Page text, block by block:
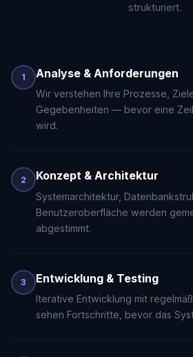
strukturiert.
1 Analyse & Anforderungen
Wir verstehen Ihre Prozesse,
Gegebenheiten — bevor eine
wird.
2 Konzept & Architektur
Systemarchitektur,
Benutzeroberfläche werden
abgestimmt.
3 Entwicklung & Testing
Iterative Entwicklung mit
sehen Fortschritte, bevor das